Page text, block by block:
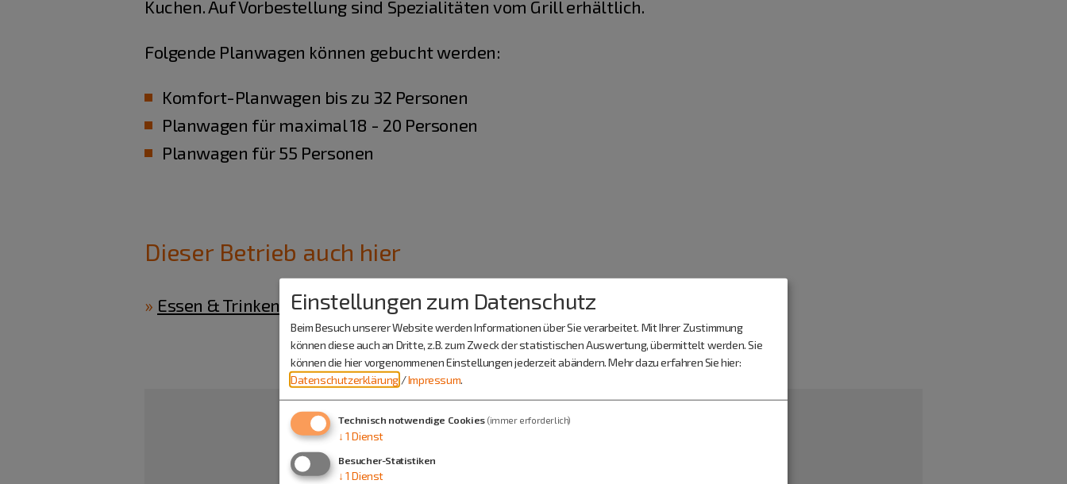
Kuchen. Auf Vorbestellung sind Spezialitäten vom Grill erhältlich.
Folgende Planwagen können gebucht werden:
Komfort-Planwagen bis zu 32 Personen
Planwagen für maximal 18 - 20 Personen
Planwagen für 55 Personen
Dieser Betrieb auch hier
Essen & Trinken
Kutscher Alm
Einstellungen zum Datenschutz
Beim Besuch unserer Website werden Informationen über Sie verarbeitet. Mit Ihrer Zustimmung
können diese auch an Dritte, z.B. zum Zweck der statistischen Auswertung, übermittelt werden. Sie
können die hier vorgenommenen Einstellungen jederzeit abändern. Mehr dazu erfahren Sie hier:
Datenschutzerklärung /Impressum.
Technisch notwendige Cookies (immer erforderlich)
↓ 1 Dienst
Besucher-Statistiken
↓ 1 Dienst